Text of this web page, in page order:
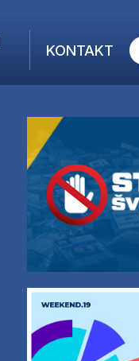
KONTAKT